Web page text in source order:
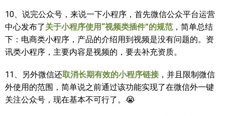
10、说完公众号，来说一下小程序，首先微信公众平台运营
中心发布了关于小程序使用“视频类插件”的规范，简单总结
下：电商类小程序，产品的介绍用到视频是没有问题的。资
讯类小程序，主要内容是视频的，要去补充资质。
11、另外微信还取消长期有效的小程序链接，并且限制微信
外使用的范围，简单说之前通过该功能实现了在微信外一键
关注公众号，现在基本不可行了。😭